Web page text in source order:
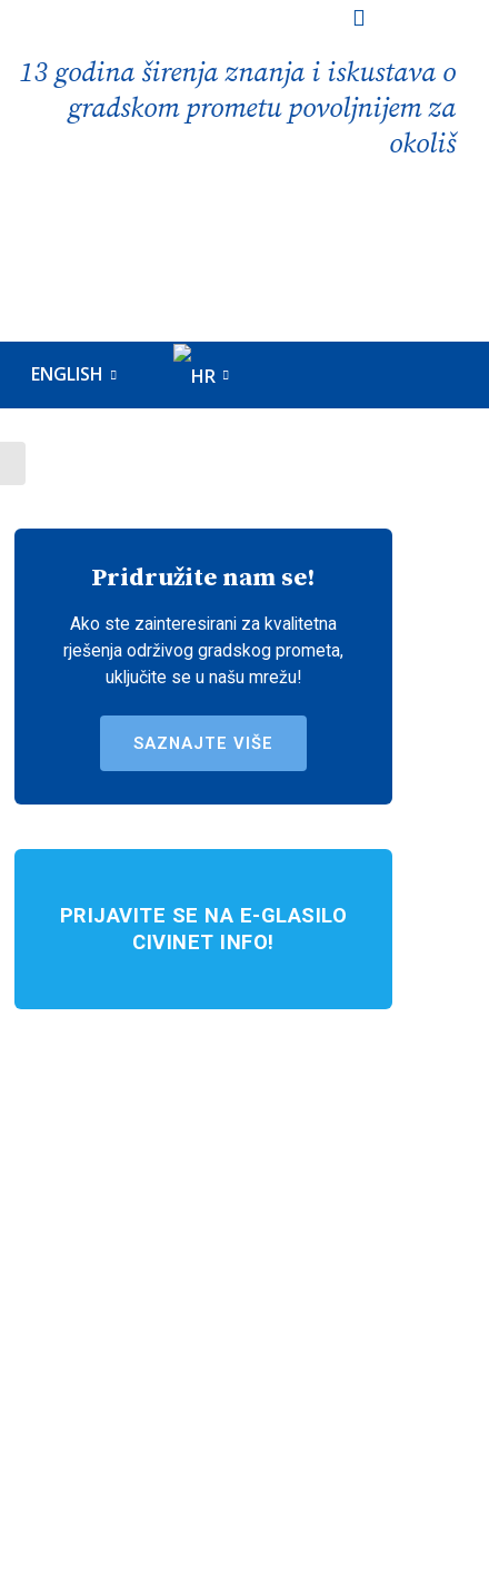
13 godina širenja znanja i iskustava o
gradskom prometu povoljnijem za
okoliš
ENGLISH
Pridružite nam se!
Ako ste zainteresirani za kvalitetna
rješenja održivog gradskog prometa,
uključite se u našu mrežu!
SAZNAJTE VIŠE
PRIJAVITE SE NA E-GLASILO
CIVINET INFO!